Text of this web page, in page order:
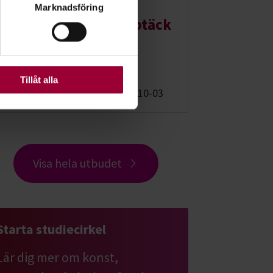
. Du kan ändra
Vissa kakor är
Marknadsföring
Tillåt alla
Pastellens magi - Upptäck
färg, textur och din
(13-18 år)
Stockholm 2026-10-03
Visa hela utbudet
studiecirkel
dig mer om konst,